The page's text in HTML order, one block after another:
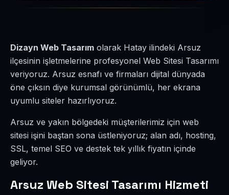
Dizayn Web Tasarım olarak Hatay ilindeki Arsuz
ilçesinin işletmelerine profesyonel Web Sitesi Tasarımı
veriyoruz. Arsuz esnafı ve firmaları dijital dünyada
öne çıksın diye kurumsal görünümlü, her ekrana
uyumlu siteler hazırlıyoruz.
Arsuz ve yakın bölgedeki müşterilerimiz için web
sitesi işini baştan sona üstleniyoruz; alan adı, hosting,
SSL, temel SEO ve destek tek yıllık fiyatın içinde
geliyor.
Arsuz Web Sitesi Tasarımı Hizmeti